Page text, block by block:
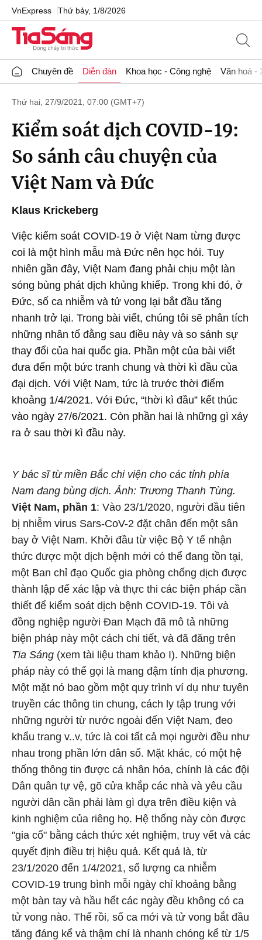
VnExpress Thứ bảy, 1/8/2026
Chuyên đề Diễn đàn Khoa học - Công nghệ Văn hoá -
Thứ hai, 27/9/2021, 07:00 (GMT+7)
Kiểm soát dịch COVID-19:
So sánh câu chuyện của
Việt Nam và Đức
Klaus Krickeberg
Việc kiểm soát COVID-19 ở Việt Nam từng được
coi là một hình mẫu mà Đức nên học hỏi. Tuy
nhiên gần đây, Việt Nam đang phải chịu một làn
sóng bùng phát dịch khủng khiếp. Trong khi đó, ở
Đức, số ca nhiễm và tử vong lại bắt đầu tăng
nhanh trở lại. Trong bài viết, chúng tôi sẽ phân tích
những nhân tố đằng sau điều này và so sánh sự
thay đổi của hai quốc gia. Phần một của bài viết
đưa đến một bức tranh chung và thời kì đầu của
đại dịch. Với Việt Nam, tức là trước thời điểm
khoảng 1/4/2021. Với Đức, “thời kì đầu” kết thúc
vào ngày 27/6/2021. Còn phần hai là những gì xảy
ra ở sau thời kì đầu này.
Y bác sĩ từ miền Bắc chi viện cho các tỉnh phía
Nam đang bùng dịch. Ảnh: Trương Thanh Tùng.
Việt Nam, phần 1: Vào 23/1/2020, người đầu tiên
bị nhiễm virus Sars-CoV-2 đặt chân đến một sân
bay ở Việt Nam. Khởi đầu từ việc Bộ Y tế nhận
thức được một dịch bệnh mới có thể đang tồn tại,
một Ban chỉ đạo Quốc gia phòng chống dịch được
thành lập để xác lập và thực thi các biện pháp cần
thiết để kiểm soát dịch bệnh COVID-19. Tôi và
đồng nghiệp người Đan Mạch đã mô tả những
biện pháp này một cách chi tiết, và đã đăng trên
Tia Sáng (xem tài liệu tham khảo I). Những biện
pháp này có thể gọi là mang đậm tính địa phương.
Một mặt nó bao gồm một quy trình ví dụ như tuyên
truyền các thông tin chung, cách ly tập trung với
những người từ nước ngoài đến Việt Nam, đeo
khẩu trang v..v, tức là coi tất cả mọi người đều như
nhau trong phần lớn dân số. Mặt khác, có một hệ
thống thông tin được cá nhân hóa, chính là các đội
Dân quân tự vệ, gõ cửa khắp các nhà và yêu cầu
người dân cần phải làm gì dựa trên điều kiện và
kinh nghiệm của riêng họ. Hệ thống này còn được
"gia cố" bằng cách thức xét nghiệm, truy vết và các
quyết định điều trị hiệu quả. Kết quả là, từ
23/1/2020 đến 1/4/2021, số lượng ca nhiễm
COVID-19 trung bình mỗi ngày chỉ khoảng bằng
một bàn tay và hầu hết các ngày đều không có ca
tử vong nào. Thế rồi, số ca mới và tử vong bắt đầu
tăng đáng kể và thậm chí là nhanh chóng kể từ 1/5